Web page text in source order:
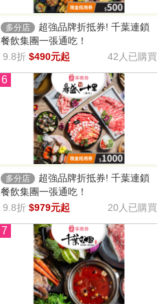
多分店
超強品牌折抵券! 千葉連鎖
餐飲集團一張通吃！
9.8折 $490元起 42人已購買
6
多分店
超強品牌折抵券! 千葉連鎖
餐飲集團一張通吃！
9.8折 $979元起 20人已購買
7